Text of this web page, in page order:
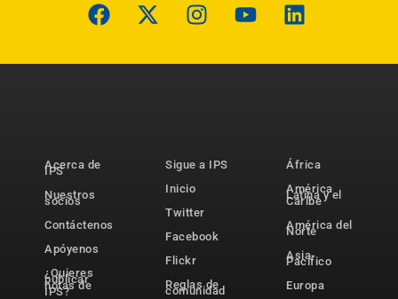
Acerca de
IPS
Nuestros
socios
Contáctenos
Apóyenos
¿Quieres
publicar
notas de
IPS?
Sigue a IPS
Inicio
Twitter
Facebook
Flickr
Reglas de
comunidad
África
América
Latina y el
Caribe
América del
Norte
Asia-
Pacífico
Europa